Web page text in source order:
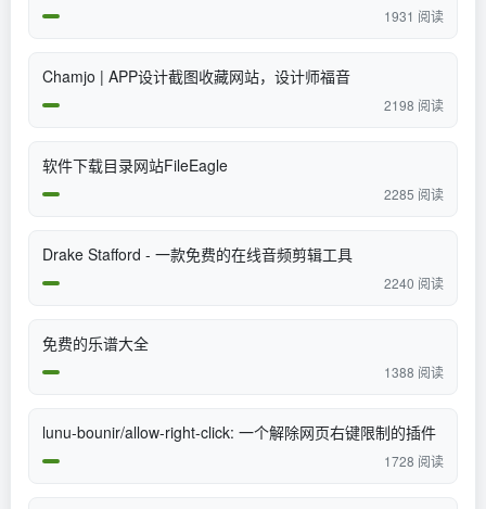
1931 阅读
Chamjo | APP设计截图收藏网站，设计师福音
2198 阅读
软件下载目录网站FileEagle
2285 阅读
Drake Stafford - 一款免费的在线音频剪辑工具
2240 阅读
免费的乐谱大全
1388 阅读
lunu-bounir/allow-right-click: 一个解除网页右键限制的插件
1728 阅读